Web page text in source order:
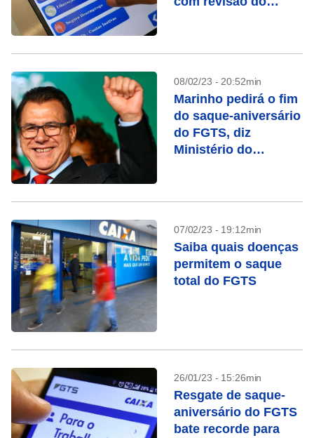
08/02/23 - 20:52min
Marinho pedirá o fim
do saque-aniversário
do FGTS, diz
Ministério do
07/02/23 - 19:12min
Saiba quais doenças
permitem o saque
total do FGTS
26/01/23 - 15:26min
Resgate de saque-
aniversário do FGTS
bate recorde para